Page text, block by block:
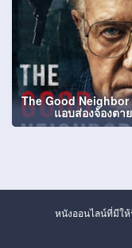
The Good Neighbor
แอบส่องจ้องตาย
หนังออนไลน์ที่มีใ